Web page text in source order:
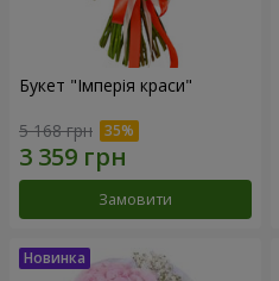
Букет "Імперія краси"
5 168 грн
Замовити